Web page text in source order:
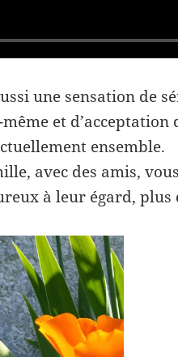
une sensation de
et d’acceptation
ensemble.
avec des amis,
à leur égard, plus